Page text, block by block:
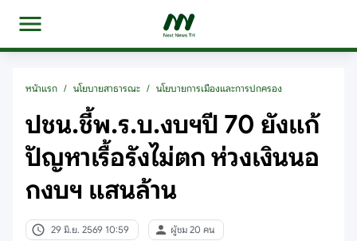
หน้าแรก / นโยบายสาธารณะ / นโยบายการเมืองและการปกครอง
ปชน.ชี้พ.ร.บ.งบฯปี 70 ยังแก้
ปัญหาเรื้อรังไม่ตก ห่วงเงินนอ
กงบฯ แสนล้าน
29 มิ.ย. 2569 10:59 ผู้ชม 20 คน